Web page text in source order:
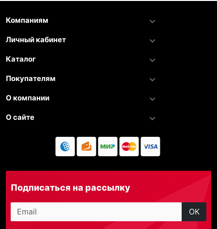
Компаниям
Личный кабинет
Каталог
Покупателям
О компании
О сайте
Подписаться на рассылку
ОК